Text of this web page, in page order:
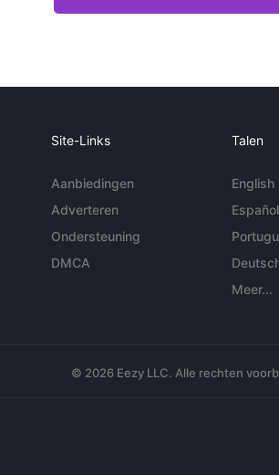
Site-Links
Aanbiedingen
Adverteren
Ondersteuning
DMCA
Talen
English
Español
Meer...
© 2026 Eezy LLC. Alle rechten